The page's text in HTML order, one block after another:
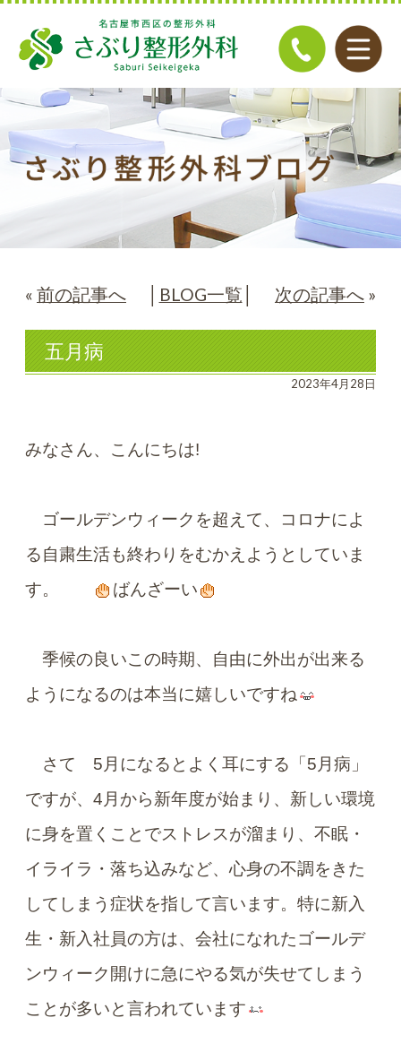
« 前の記事へ BLOG一覧 次の記事へ »
五月病
2023年4月28日
みなさん、こんにちは!
ゴールデンウィークを超えて、コロナによ
る自粛生活も終わりをむかえようとしていま
す。
ばんざーい
季候の良いこの時期、自由に外出が出来る
ようになるのは本当に嬉しいですね
さて 5月になるとよく耳にする「5月病」
ですが、 4月から新年度が始まり、新しい環境
に身を置くことでストレスが溜まり、不眠・
イライラ・落ち込みなど、心身の不調をきた
してしまう症状を指して言います。特に新入
生・新入社員の方は、会社になれたゴールデ
ンウィーク開けに急にやる気が失せてしまう
ことが多いと言われています